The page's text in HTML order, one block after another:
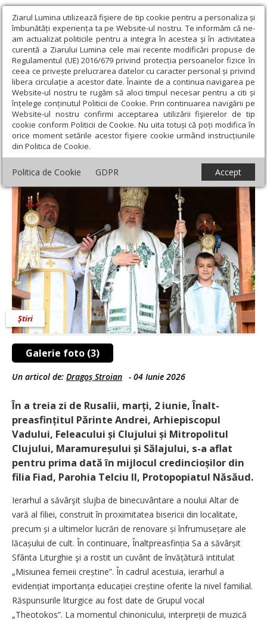
Ziarul Lumina utilizează fişiere de tip cookie pentru a personaliza și
îmbunătăți experiența ta pe Website-ul nostru. Te informăm că ne-
am actualizat politicile pentru a integra în acestea și în activitatea
curentă a Ziarului Lumina cele mai recente modificări propuse de
Regulamentul (UE) 2016/679 privind protecția persoanelor fizice în
ceea ce privește prelucrarea datelor cu caracter personal și privind
libera circulație a acestor date. Înainte de a continua navigarea pe
Website-ul nostru te rugăm să aloci timpul necesar pentru a citi și
înțelege conținutul Politicii de Cookie. Prin continuarea navigării pe
Website-ul nostru confirmi acceptarea utilizării fişierelor de tip
cookie conform Politicii de Cookie. Nu uita totuși că poți modifica în
orice moment setările acestor fişiere cookie urmând instrucțiunile
din Politica de Cookie.
Politica de Cookie GDPR Accept
Ziarul Lumina › Actualitate religioasă › Știri › Sfințirea Altarului
de vară din filia Fiad, Protopopiatul Năsăud
Sfințirea Altarului de vară din filia Fiad,
Protopopiatul Năsăud
Galerie foto (3)
Știri
Un articol de: Dragoș Stroian - 04 Iunie 2026
În a treia zi de Rusalii, marți, 2 iunie, Înalt­
preasfințitul Părinte Andrei, Arhiepiscopul
Vadului, Feleacului și Clujului și Mitropolitul
Clujului, Mara­mureșului și Sălajului, s-a aflat
pentru prima dată în mijlocul credin­cioșilor din
filia Fiad, Parohia Telciu II, Protopopiatul Năsăud.
Ierarhul a săvârşit slujba de binecuvântare a noului Altar de
vară al filiei, construit în proximitatea bisericii din localitate,
precum și a ultimelor lucrări de renovare și înfrumu­sețare ale
lăcașului de cult. În continuare, Înalt­preasfinția Sa a săvârșit
Sfânta Liturghie şi a rostit un cuvânt de învățătură intitulat
„Misiunea femeii creștine”. În cadrul acestuia, ierarhul a
evidențiat impor­tanța educa­ției creștine oferite la nivel familial.
Răspunsurile liturgice au fost date de Grupul vocal
„Theotokos”. La momentul chinonicului, interpreții de muzică